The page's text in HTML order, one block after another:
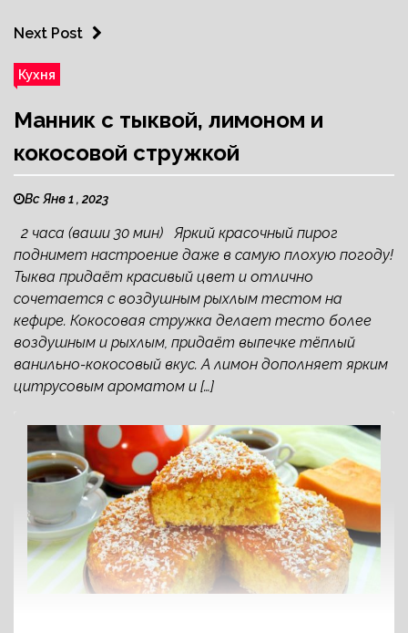
Next Post
Кухня
Манник с тыквой, лимоном и
кокосовой стружкой
Вс Янв 1 , 2023
2 часа (ваши 30 мин) Яркий красочный пирог
поднимет настроение даже в самую плохую погоду!
Тыква придаёт красивый цвет и отлично
сочетается с воздушным рыхлым тестом на
кефире. Кокосовая стружка делает тесто более
воздушным и рыхлым, придаёт выпечке тёплый
ванильно-кокосовый вкус. А лимон дополняет ярким
цитрусовым ароматом и […]